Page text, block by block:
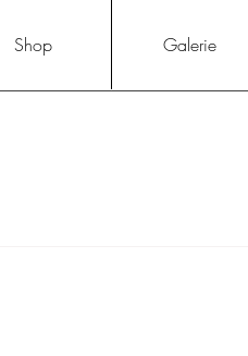
Shop Galerie